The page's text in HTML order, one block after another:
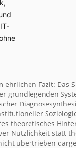
Fazit: Das
grundlegenden
theoretisches
Nützlichkeit statt
übertrieben